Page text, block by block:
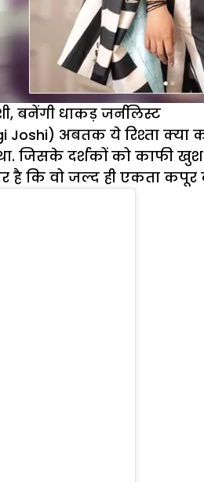
बनेंगी धाकड़ जर्नलिस्ट
Joshi) अबतक ये रिश्ता
जिसके दर्शकों को काफी
कि वो जल्द ही एकता